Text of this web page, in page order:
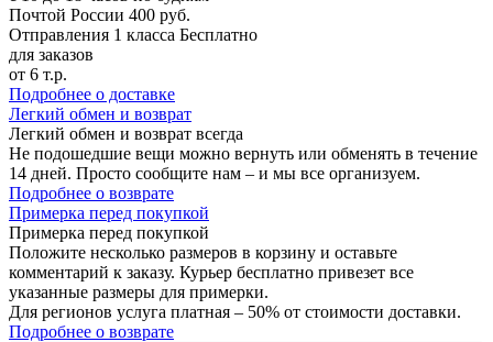
Почтой России 400 руб.
Отправления 1 класса Бесплатно
для заказов
от 6 т.р.
Подробнее о доставке
Легкий обмен и возврат
Легкий обмен и возврат всегда
Не подошедшие вещи можно вернуть или обменять в течение
14 дней. Просто сообщите нам – и мы все организуем.
Подробнее о возврате
Примерка перед покупкой
Примерка перед покупкой
Положите несколько размеров в корзину и оставьте
комментарий к заказу. Курьер бесплатно привезет все
указанные размеры для примерки.
Для регионов услуга платная – 50% от стоимости доставки.
Подробнее о возврате